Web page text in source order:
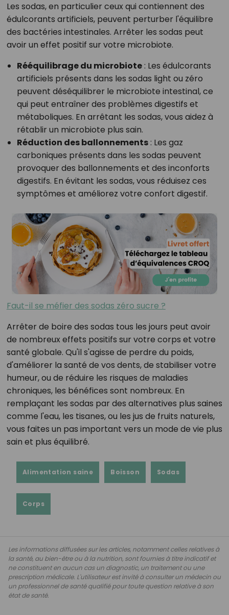
Les sodas, en particulier ceux qui contiennent des
édulcorants artificiels, peuvent perturber l'équilibre
des bactéries intestinales. Arrêter les sodas peut
avoir un effet positif sur votre microbiote.
Rééquilibrage du microbiote: Les édulcorants
artificiels présents dans les sodas light ou zéro
peuvent déséquilibrer le microbiote intestinal, ce
qui peut entraîner des problèmes digestifs et
métaboliques. En arrêtant les sodas, vous aidez à
rétablir un microbiote plus sain.
Réduction des ballonnements: Les gaz
carboniques présents dans les sodas peuvent
provoquer des ballonnements et des inconforts
digestifs. En évitant les sodas, vous réduisez ces
symptômes et améliorez votre confort digestif.
Faut-il se méfier des sodas zéro sucre ?
Arrêter de boire des sodas tous les jours peut avoir
de nombreux effets positifs sur votre corps et votre
santé globale. Qu'il s'agisse de perdre du poids,
d'améliorer la santé de vos dents, de stabiliser votre
humeur, ou de réduire les risques de maladies
chroniques, les bénéfices sont nombreux. En
remplaçant les sodas par des alternatives plus saines
comme l'eau, les tisanes, ou les jus de fruits naturels,
vous faites un pas important vers un mode de vie plus
sain et plus équilibré.
Alimentation saine Boisson Sodas
Corps
Les informations diffusées sur les articles, notamment celles relatives à
la santé, au bien-être ou à la nutrition, sont fournies à titre indicatif et
ne constituent en aucun cas un diagnostic, un traitement ou une
prescription médicale. L'utilisateur est invité à consulter un médecin ou
un professionnel de santé qualifié pour toute question relative à son
état de santé.